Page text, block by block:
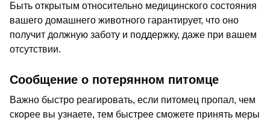
Быть открытым относительно медицинского состояния
вашего домашнего животного гарантирует, что оно
получит должную заботу и поддержку, даже при вашем
отсутствии.
Сообщение о потерянном питомце
Важно быстро реагировать, если питомец пропал, чем
скорее вы узнаете, тем быстрее сможете принять меры